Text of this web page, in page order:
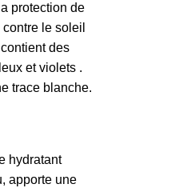
protection de
le soleil
des
et violets .
trace blanche.
hydratant
apporte une